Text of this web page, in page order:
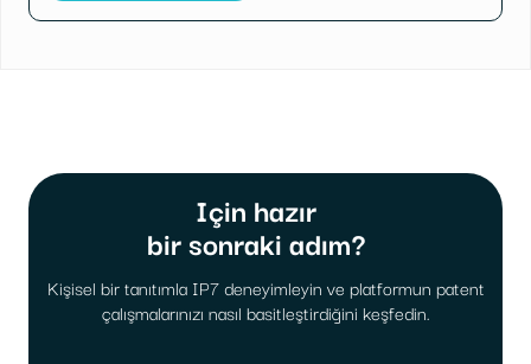
Için hazır
bir sonraki adım?
Kişisel bir tanıtımla IP7 deneyimleyin ve platformun patent
çalışmalarınızı nasıl basitleştirdiğini keşfedin.